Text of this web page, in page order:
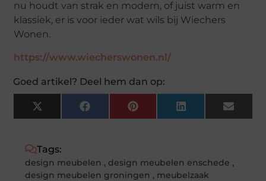
nu houdt van strak en modern, of juist warm en
klassiek, er is voor ieder wat wils bij Wiechers
Wonen.
https://www.wiecherswonen.nl/
Goed artikel? Deel hem dan op:
X
(Twitter)
FacebookPinterestLinkedIn Email
Tags:
design meubelen , design meubelen enschede ,
design meubelen groningen , meubelzaak